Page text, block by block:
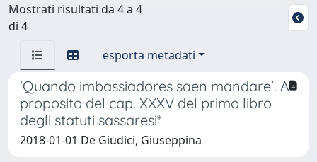
Mostrati risultati da 4 a 4
di 4
esporta metadati
'Quando imbassiadores saen mandare'. A
proposito del cap. XXXV del primo libro
degli statuti sassaresi*
2018-01-01 De Giudici, Giuseppina